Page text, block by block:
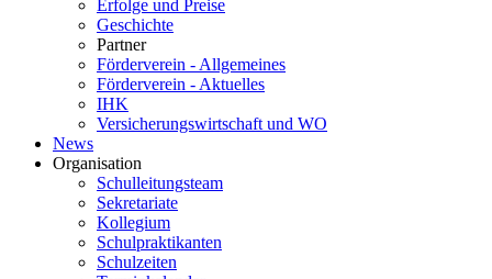
Erfolge und Preise
Geschichte
Partner
Förderverein - Allgemeines
Förderverein - Aktuelles
IHK
Versicherungswirtschaft und WO
News
Organisation
Schulleitungsteam
Sekretariate
Kollegium
Schulpraktikanten
Schulzeiten